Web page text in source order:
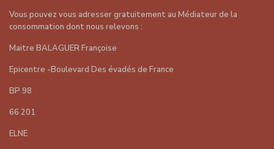
Vous pouvez vous adresser gratuitement au Médiateur de la
consommation dont nous relevons :
Maitre BALAGUER Françoise
Epicentre -Boulevard Des évadés de France
BP 98
66 201
ELNE